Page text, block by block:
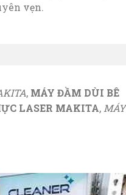
vẹn.
, MÁY ĐẦM DÙI BÊ
LASER MAKITA, MÁY